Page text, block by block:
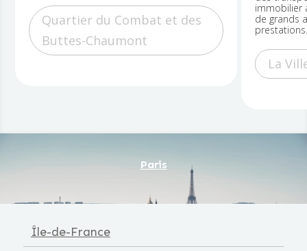
immobilier à Paris 19 pourra vous proposer
de grands appartements avec de belles
prestations.
Pont-
Paris
Île-de-France